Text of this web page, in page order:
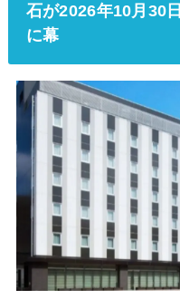
石が2026年10月30
に幕